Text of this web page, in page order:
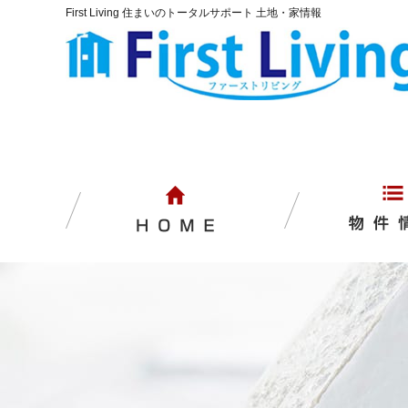
First Living 住まいのトータルサポート 土地・家情報